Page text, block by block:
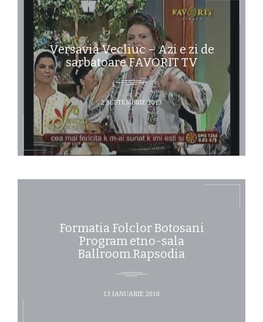
Versavia Vecliuc – Azi e zi de
sarbatoare FAVORIT TV
2 SEPTEMBRIE 2013
Formatia Folclor Botosani
Program etno-sala
Ballroom.Rapsodia
13 IANUARIE 2018